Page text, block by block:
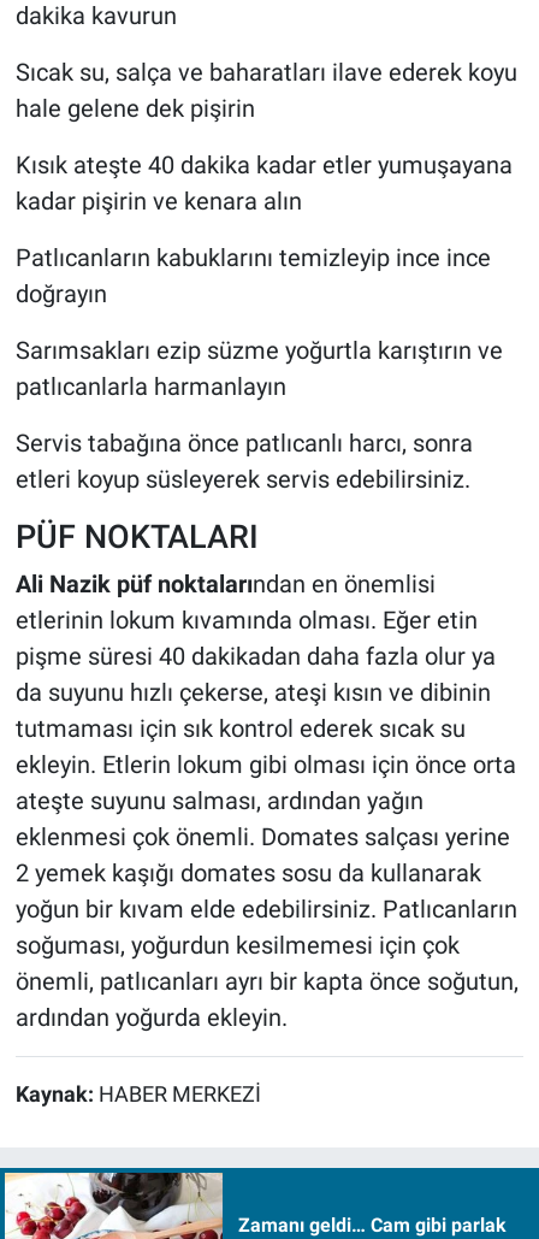
dakika kavurun
Sıcak su, salça ve baharatları ilave ederek koyu
hale gelene dek pişirin
Kısık ateşte 40 dakika kadar etler yumuşayana
kadar pişirin ve kenara alın
Patlıcanların kabuklarını temizleyip ince ince
doğrayın
Sarımsakları ezip süzme yoğurtla karıştırın ve
patlıcanlarla harmanlayın
Servis tabağına önce patlıcanlı harcı, sonra
etleri koyup süsleyerek servis edebilirsiniz.
PÜF NOKTALARI
Ali Nazik püf noktalarından en önemlisi
etlerinin lokum kıvamında olması. Eğer etin
pişme süresi 40 dakikadan daha fazla olur ya
da suyunu hızlı çekerse, ateşi kısın ve dibinin
tutmaması için sık kontrol ederek sıcak su
ekleyin. Etlerin lokum gibi olması için önce orta
ateşte suyunu salması, ardından yağın
eklenmesi çok önemli. Domates salçası yerine
2 yemek kaşığı domates sosu da kullanarak
yoğun bir kıvam elde edebilirsiniz. Patlıcanların
soğuması, yoğurdun kesilmemesi için çok
önemli, patlıcanları ayrı bir kapta önce soğutun,
ardından yoğurda ekleyin.
Kaynak: HABER MERKEZİ
Zamanı geldi… Cam gibi parlak